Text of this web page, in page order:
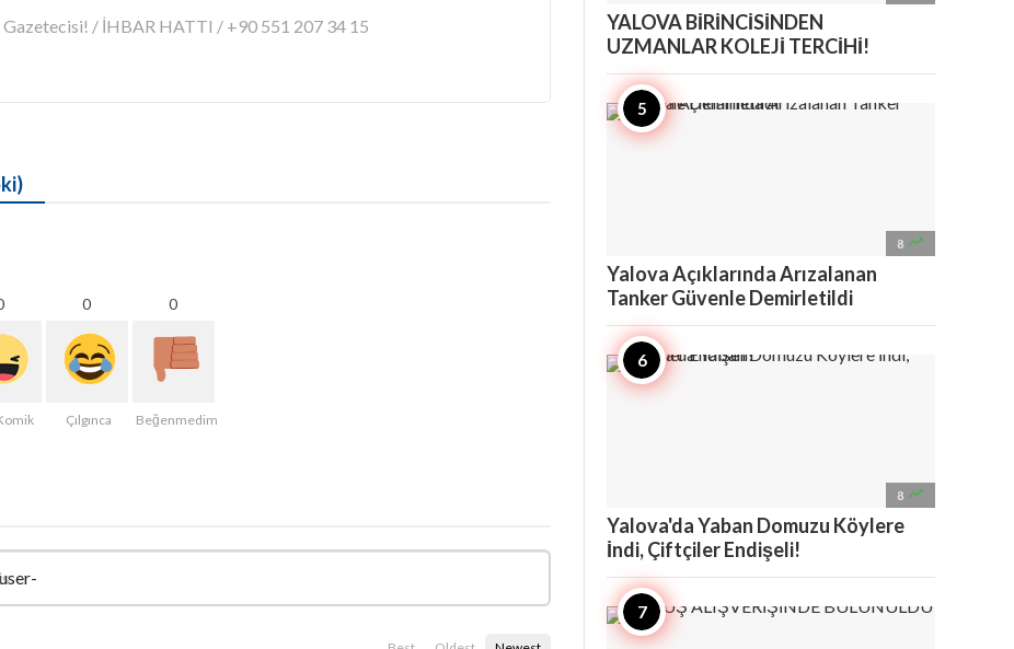
Gazetecisi! / İHBAR HATTI / +90 551 207 34 15
0
Çılgınca
0
Beğenmedim
YALOVA BİRİNCİSİNDEN
UZMANLAR KOLEJİ TERCİHİ!
8 
Yalova Açıklarında Arızalanan
Tanker Güvenle Demirletildi
8 
Yalova'da Yaban Domuzu Köylere
İndi, Çiftçiler Endişeli!